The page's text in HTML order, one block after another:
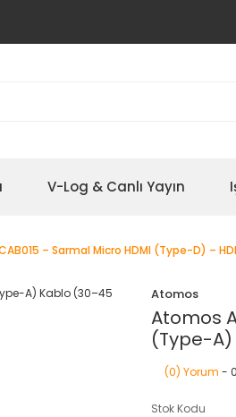
V-Log & Canlı Yayın
– Sarmal Micro HDMI (Type-D) –
Atomos
Atomos
(Type-
(0) Yorum -
Stok Kodu